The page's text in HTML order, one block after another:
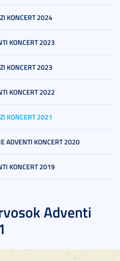
KONCERT 2024
KONCERT 2023
KONCERT 2023
KONCERT 2022
KONCERT 2021
ADVENTI KONCERT 2020
KONCERT 2019
Adventi